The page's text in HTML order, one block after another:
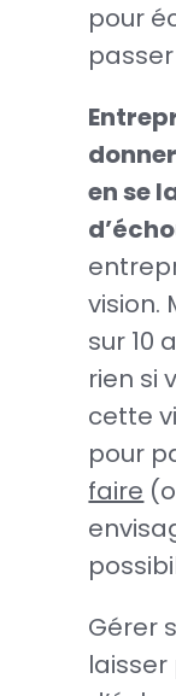
pour
en se
vision.
sur 10
rien si
cette
pour
faire
Gérer